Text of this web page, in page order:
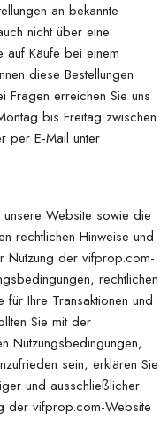
an bekannte
nicht über eine
auf Käufe bei einem
diese Bestellungen
Fragen erreichen Sie uns
bis Freitag zwischen
per E-Mail unter
Website sowie die
rechtlichen Hinweise und
Nutzung der vifprop.com-
rechtlichen
Ihre Transaktionen und
Sie mit der
Nutzungsbedingungen,
sein, erklären Sie
und ausschließlicher
der vifprop.com-Website